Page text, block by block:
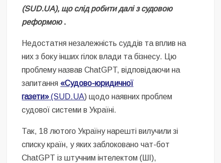
(SUD.UA), що слід робити далі з судовою
реформою.
Недостатня незалежність суддів та вплив на
них з боку інших гілок влади та бізнесу. Цю
проблему назвав ChatGPT, відповідаючи на
запитання «Судово-юридичної
газети»(SUD.UA) щодо наявних проблем
судової системи в Україні.
Так, 18 лютого Україну нарешті вилучили зі
списку країн, у яких заблоковано чат-бот
ChatGPT із штучним інтелектом (ШІ),